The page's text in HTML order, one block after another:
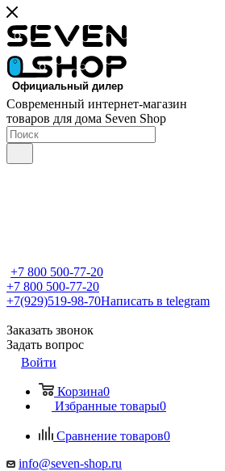
Современный интернет-магазин
товаров для дома Seven Shop
+7 800 500-77-20
+7 800 500-77-20
+7(929)519-98-70Написать в telegram
Заказать звонок
Задать вопрос
Войти
Корзина0
Избранные товары0
Сравнение товаров0
info@seven-shop.ru